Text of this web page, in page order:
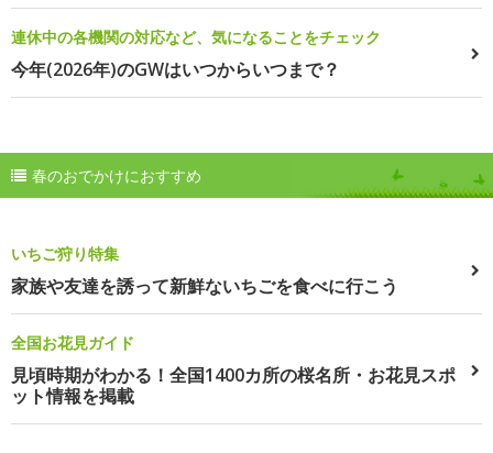
連休中の各機関の対応など、気になることをチェック
今年(2026年)のGWはいつからいつまで？
春のおでかけにおすすめ
いちご狩り特集
家族や友達を誘って新鮮ないちごを食べに行こう
全国お花見ガイド
見頃時期がわかる！全国1400カ所の桜名所・お花見スポ
ット情報を掲載